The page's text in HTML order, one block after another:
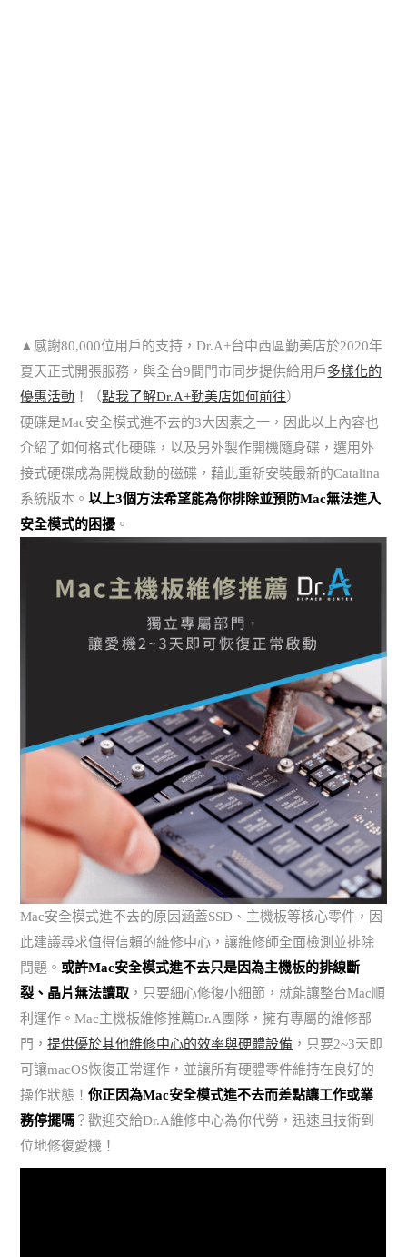
▲感謝80,000位用戶的支持，Dr.A+台中西區勤美店於2020年
夏天正式開張服務，與全台9間門市同步提供給用戶多樣化的
優惠活動 ！（點我了解Dr.A+勤美店如何前往）
硬碟是Mac安全模式進不去的3大因素之一，因此以上內容也
介紹了如何格式化硬碟，以及另外製作開機隨身碟，選用外
接式硬碟成為開機啟動的磁碟，藉此重新安裝最新的Catalina
系統版本。以上3個方法希望能為你排除並預防Mac無法進入
安全模式的困擾 。
Mac安全模式進不去的原因涵蓋SSD、主機板等核心零件，因
此建議尋求值得信賴的維修中心，讓維修師全面檢測並排除
問題。 或許Mac安全模式進不去只是因為主機板的排線斷
裂、晶片無法讀取 ，只要細心修復小細節，就能讓整台Mac順
利運作。Mac主機板維修推薦Dr.A團隊，擁有專屬的維修部
門，提供優於其他維修中心的效率與硬體設備 ，只要2~3天即
可讓macOS恢復正常運作，並讓所有硬體零件維持在良好的
操作狀態！你正因為Mac安全模式進不去而差點讓工作或業
務停擺嗎 ？歡迎交給Dr.A維修中心為你代勞，迅速且技術到
位地修復愛機！